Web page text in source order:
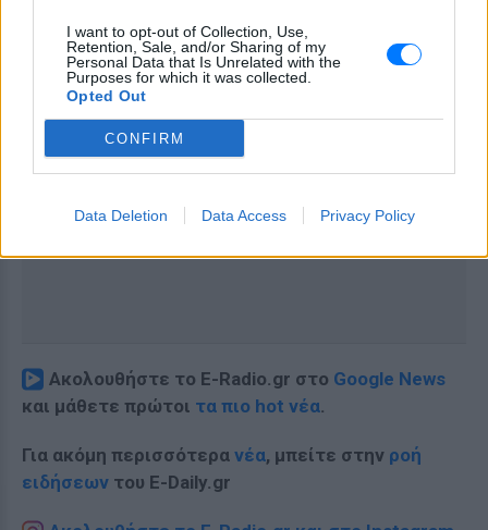
I want to opt-out of Collection, Use,
Retention, Sale, and/or Sharing of my
Personal Data that Is Unrelated with the
Purposes for which it was collected.
Opted Out
CONFIRM
Data Deletion Data Access Privacy Policy
Ακολουθήστε το E-Radio.gr στο Google News
και μάθετε πρώτοι τα πιο hot νέα.
Για ακόμη περισσότερα νέα, μπείτε στην ροή
ειδήσεων του E-Daily.gr